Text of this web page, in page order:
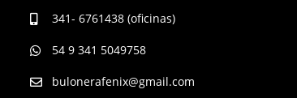
 341- 6761438 (oficinas)
 54 9 341 5049758
 bulonerafenix@gmail.com